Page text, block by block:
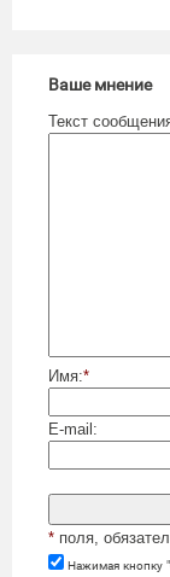
Ваше мнение
Текст
Имя:*
E-mail:
* поля,
Нажимая кнопку